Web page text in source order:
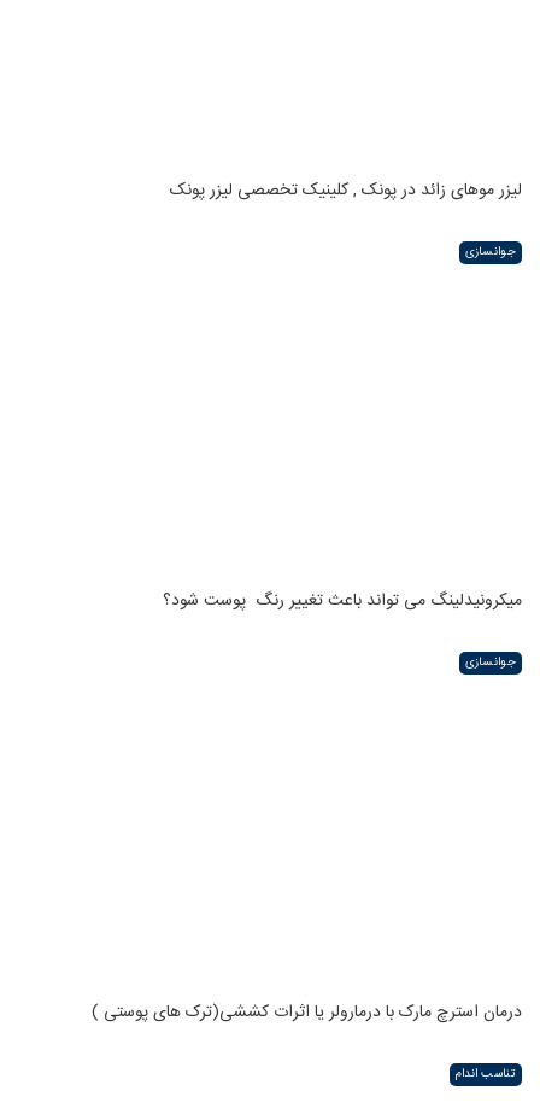
لیزر موهای زائد در پونک , کلینیک تخصصی لیزر پونک
جوانسازی
میکرونیدلینگ می تواند باعث تغییر رنگ ‍ پوست شود؟
جوانسازی
درمان استرچ مارک با درمارولر یا اثرات کششی(ترک های پوستی )
تناسب اندام